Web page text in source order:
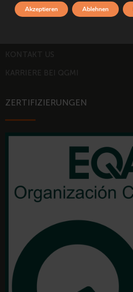
KONTAKT US
KONTAKT US
KARRIERE BEI QGMI
ZERTIFIZIERUNGEN
Akzeptieren Ablehnen